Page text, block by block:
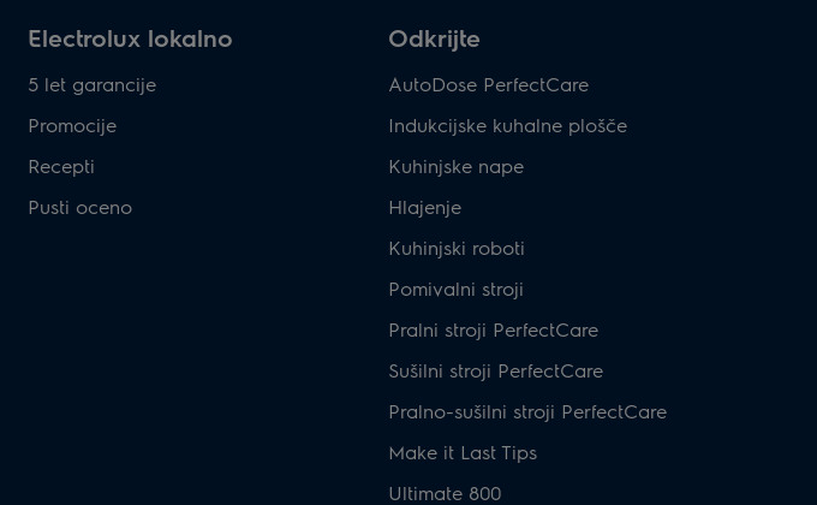
Electrolux lokalno
5 let garancije
Promocije
Recepti
Pusti oceno
Odkrijte
AutoDose PerfectCare
Indukcijske kuhalne plošče
Kuhinjske nape
Hlajenje
Kuhinjski roboti
Pomivalni stroji
Pralni stroji PerfectCare
Sušilni stroji PerfectCare
Pralno-sušilni stroji PerfectCare
Make it Last Tips
Ultimate 800